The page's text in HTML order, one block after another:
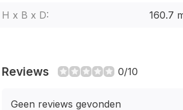
H x B x D: 160.7
Reviews 0/10
Geen reviews gevonden